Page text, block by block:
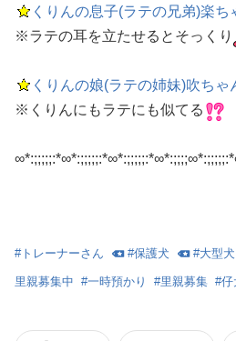
くりんの息子(ラテの兄弟)楽ち
※ラテの耳を立たせるとそっくり
くりんの娘(ラテの姉妹)吹ちゃ
※くりんにもラテにも似てる
#トレーナーさん #保護犬 #大型犬
里親募集中 #一時預かり #里親募集 #仔